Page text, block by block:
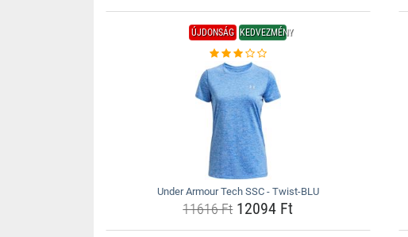
ÚJDONSÁG KEDVEZMÉNY
Under Armour Tech SSC - Twist-BLU
11616 Ft12094 Ft